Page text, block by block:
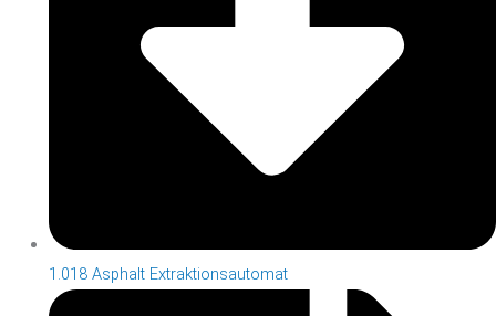
1.018 Asphalt Extraktionsautomat